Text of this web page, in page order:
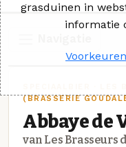
(BRASSERIE
Abbaye de
van Les Brasseurs
grasduinen in
informatie
Voorkeuren